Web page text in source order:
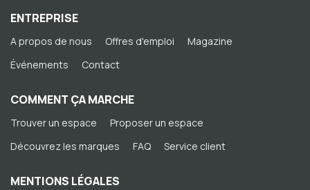
ENTREPRISE
A propos de nous Offres d'emploi
Magazine
Événements
Contact
COMMENT ÇA MARCHE
Trouver un espace
Proposer un espace
Découvrez les marques
FAQ Service client
MENTIONS LÉGALES